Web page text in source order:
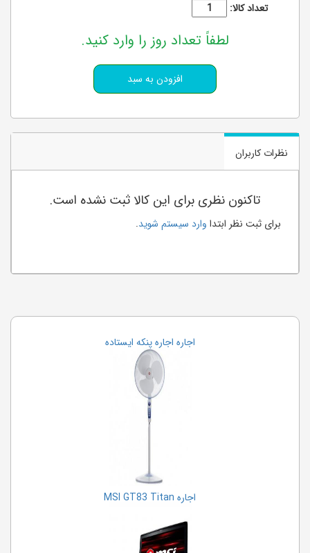
تعداد کالا:
لطفاً تعداد روز را وارد کنید.
نظرات کاربران
تاکنون نظری برای این کالا ثبت نشده است.
برای ثبت نظر ابتدا وارد سیستم شوید.
اجاره اجاره پنکه ایستاده
اجاره MSI GT83 Titan